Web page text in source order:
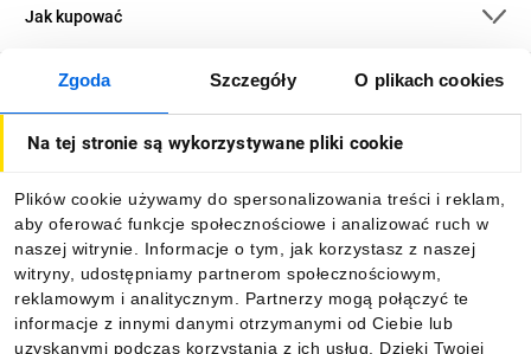
Zgoda Szczegóły O plikach cookies
Na tej stronie są wykorzystywane pliki cookie
Plików cookie używamy do spersonalizowania treści i reklam,
aby oferować funkcje społecznościowe i analizować ruch w
naszej witrynie. Informacje o tym, jak korzystasz z naszej
witryny, udostępniamy partnerom społecznościowym,
reklamowym i analitycznym. Partnerzy mogą połączyć te
informacje z innymi danymi otrzymanymi od Ciebie lub
uzyskanymi podczas korzystania z ich usług. Dzięki Twojej
Jak kupować
O firmie
Informacje
Pobierz naszą aplikację mobilną: